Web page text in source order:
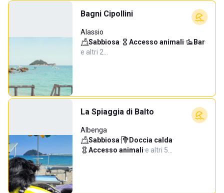
Bagni Cipollini
Alassio
Sabbiosa· Accesso animali· Bar·
e altri 2…
La Spiaggia di Balto
Albenga
Sabbiosa· Doccia calda·
Accesso animali·e altri 5…